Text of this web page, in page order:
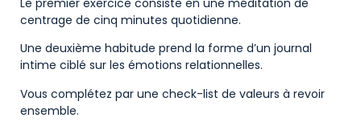
centrage de cinq minutes quotidienne.
Une deuxième habitude prend la forme d’un journal
intime ciblé sur les émotions relationnelles.
Vous complétez par une check-list de valeurs à revoir
ensemble.